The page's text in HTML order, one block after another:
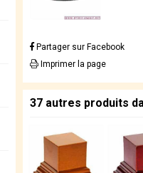
Partager sur Facebook
Imprimer la page
37 autres produits